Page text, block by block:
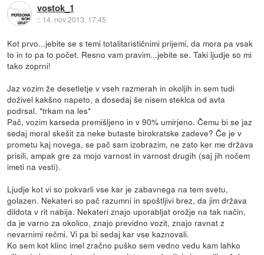
vostok_1
:: 14. nov 2013, 17:45
Kot prvo...jebite se s temi totalitarističnimi prijemi, da mora pa vsak
to in to pa to počet. Resno vam pravim...jebite se. Taki ljudje so mi
tako zoprni!
Jaz vozim že desetletje v vseh razmerah in okoljih in sem tudi
doživel kakšno napeto, a dosedaj še nisem steklca od avta
podrsal. *trkam na les*
Pač, vozim karseda premišljeno in v 90% umirjeno. Čemu bi se jaz
sedaj moral skešit za neke butaste birokratske zadeve? Če je v
prometu kaj novega, se pač sam izobrazim, ne zato ker me država
prisili, ampak gre za mojo varnost in varnost drugih (saj jih nočem
imeti na vesti).
Ljudje kot vi so pokvarli vse kar je zabavnega na tem svetu,
golazen. Nekateri so pač razumni in spoštljivi brez, da jim država
dildota v rit nabija. Nekateri znajo uporabljat orožje na tak način,
da je varno za okolico, znajo previdno vozit, znajo ravnat z
nevarnimi rečmi. Vi pa bi sedaj kar vse kaznovali.
Ko sem kot klinc imel zračno puško sem vedno vedu kam lahko